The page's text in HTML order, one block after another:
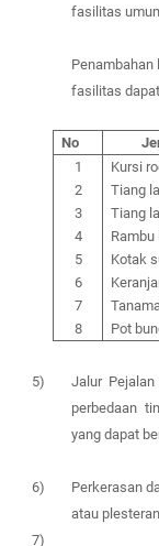
fasilitas
Penambahan
fasilitas
No
1
2
3
4
5
6
7
8
Kursi
Tiang
Tiang
Rambu
Kotak
Pot
5)
6)
7)
Jalur
perbedaan
yang dapat
Perkerasan
atau